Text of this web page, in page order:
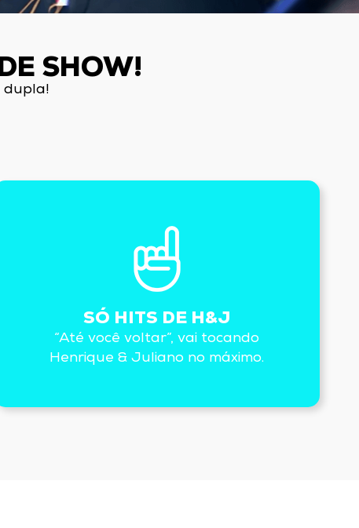
SHOW!
dupla!
SÓ HITS DE H&J
“Até você voltar”, vai tocando
Henrique & Juliano no máximo.